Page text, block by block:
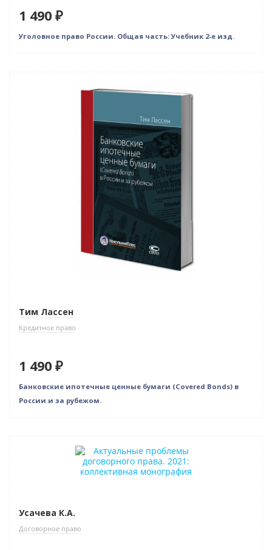
1 490 ₽
Уголовное право России. Общая часть: Учебник 2-е изд.
Тим Лассен
Кредитное право
1 490 ₽
Банковские ипотечные ценные бумаги (Сovered Bonds) в
России и за рубежом.
Усачева К.А.
Договорное право